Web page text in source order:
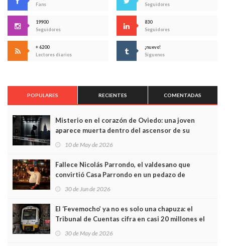
Fans
Seguidores
19900
Seguidores
830
Seguidores
+ 6200
Lectores diarios
¡nuevo!
Síguenos
POPULARES RECIENTES COMENTADAS
Misterio en el corazón de Oviedo: una joven
aparece muerta dentro del ascensor de su
10 de May de 2026
Fallece Nicolás Parrondo, el valdesano que
convirtió Casa Parrondo en un pedazo de
30 de Jun de 2026
El ‘Fevemocho’ ya no es solo una chapuza: el
Tribunal de Cuentas cifra en casi 20 millones el
30 de May de 2026